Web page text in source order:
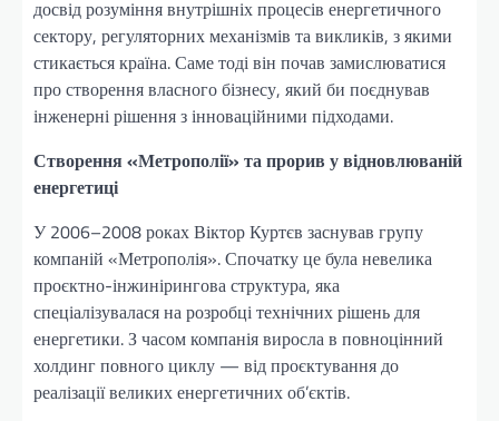
досвід розуміння внутрішніх процесів енергетичного
сектору, регуляторних механізмів та викликів, з якими
стикається країна. Саме тоді він почав замислюватися
про створення власного бізнесу, який би поєднував
інженерні рішення з інноваційними підходами.
Створення «Метрополії» та прорив у відновлюваній
енергетиці
У 2006–2008 роках Віктор Куртєв заснував групу
компаній «Метрополія». Спочатку це була невелика
проєктно-інжинірингова структура, яка
спеціалізувалася на розробці технічних рішень для
енергетики. З часом компанія виросла в повноцінний
холдинг повного циклу — від проєктування до
реалізації великих енергетичних об’єктів.